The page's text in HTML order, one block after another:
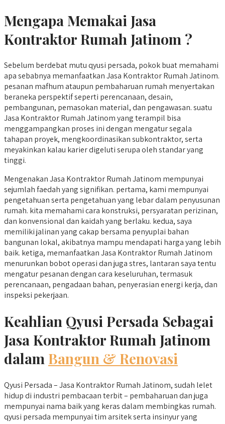
Mengapa Memakai Jasa
Kontraktor Rumah Jatinom ?
Sebelum berdebat mutu qyusi persada, pokok buat memahami
apa sebabnya memanfaatkan Jasa Kontraktor Rumah Jatinom.
pesanan mafhum ataupun pembaharuan rumah menyertakan
beraneka perspektif seperti perencanaan, desain,
pembangunan, pemasokan material, dan pengawasan. suatu
Jasa Kontraktor Rumah Jatinom yang terampil bisa
menggampangkan proses ini dengan mengatur segala
tahapan proyek, mengkoordinasikan subkontraktor, serta
meyakinkan kalau karier digeluti serupa oleh standar yang
tinggi.
Mengenakan Jasa Kontraktor Rumah Jatinom mempunyai
sejumlah faedah yang signifikan. pertama, kami mempunyai
pengetahuan serta pengetahuan yang lebar dalam penyusunan
rumah. kita memahami cara konstruksi, persyaratan perizinan,
dan konvensional dan kaidah yang berlaku. kedua, saya
memiliki jalinan yang cakap bersama penyuplai bahan
bangunan lokal, akibatnya mampu mendapati harga yang lebih
baik. ketiga, memanfaatkan Jasa Kontraktor Rumah Jatinom
menurunkan bobot operasi dan juga stres, lantaran saya tentu
mengatur pesanan dengan cara keseluruhan, termasuk
perencanaan, pengadaan bahan, penyerasian energi kerja, dan
inspeksi pekerjaan.
Keahlian Qyusi Persada Sebagai
Jasa Kontraktor Rumah Jatinom
dalam Bangun & Renovasi
Qyusi Persada – Jasa Kontraktor Rumah Jatinom, sudah lelet
hidup di industri pembacaan terbit – pembaharuan dan juga
mempunyai nama baik yang keras dalam membingkas rumah.
qyusi persada mempunyai tim arsitek serta insinyur yang